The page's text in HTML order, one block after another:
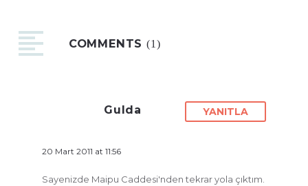
COMMENTS(1)
Gulda
20 Mart 2011 at 11:56
YANITLA
Sayenizde Maipu Caddesi'nden tekrar yola çıktım.